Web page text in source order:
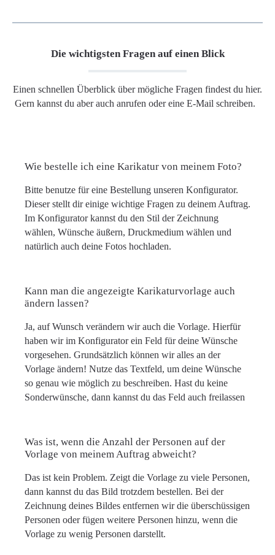
Die wichtigsten Fragen auf einen Blick
Einen schnellen Überblick über mögliche Fragen findest du hier.
Gern kannst du aber auch anrufen oder eine E-Mail schreiben.
Wie bestelle ich eine Karikatur von meinem Foto?
Bitte benutze für eine Bestellung unseren Konfigurator.
Dieser stellt dir einige wichtige Fragen zu deinem Auftrag.
Im Konfigurator kannst du den Stil der Zeichnung
wählen, Wünsche äußern, Druckmedium wählen und
natürlich auch deine Fotos hochladen.
Kann man die angezeigte Karikaturvorlage auch
ändern lassen?
Ja, auf Wunsch verändern wir auch die Vorlage. Hierfür
haben wir im Konfigurator ein Feld für deine Wünsche
vorgesehen. Grundsätzlich können wir alles an der
Vorlage ändern! Nutze das Textfeld, um deine Wünsche
so genau wie möglich zu beschreiben. Hast du keine
Sonderwünsche, dann kannst du das Feld auch freilassen
Was ist, wenn die Anzahl der Personen auf der
Vorlage von meinem Auftrag abweicht?
Das ist kein Problem. Zeigt die Vorlage zu viele Personen,
dann kannst du das Bild trotzdem bestellen. Bei der
Zeichnung deines Bildes entfernen wir die überschüssigen
Personen oder fügen weitere Personen hinzu, wenn die
Vorlage zu wenig Personen darstellt.